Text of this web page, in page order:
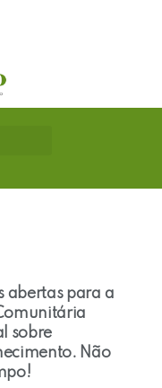
abertas para a
sobre
Não